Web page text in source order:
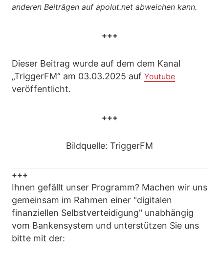
anderen Beiträgen auf apolut.net abweichen kann.
+++
Dieser Beitrag wurde auf dem dem Kanal
„TriggerFM“ am 03.03.2025 auf Youtube
veröffentlicht.
+++
Bildquelle: TriggerFM
+++
Ihnen gefällt unser Programm? Machen wir uns
gemeinsam im Rahmen einer "digitalen
finanziellen Selbstverteidigung" unabhängig
vom Bankensystem und unterstützen Sie uns
bitte mit der: